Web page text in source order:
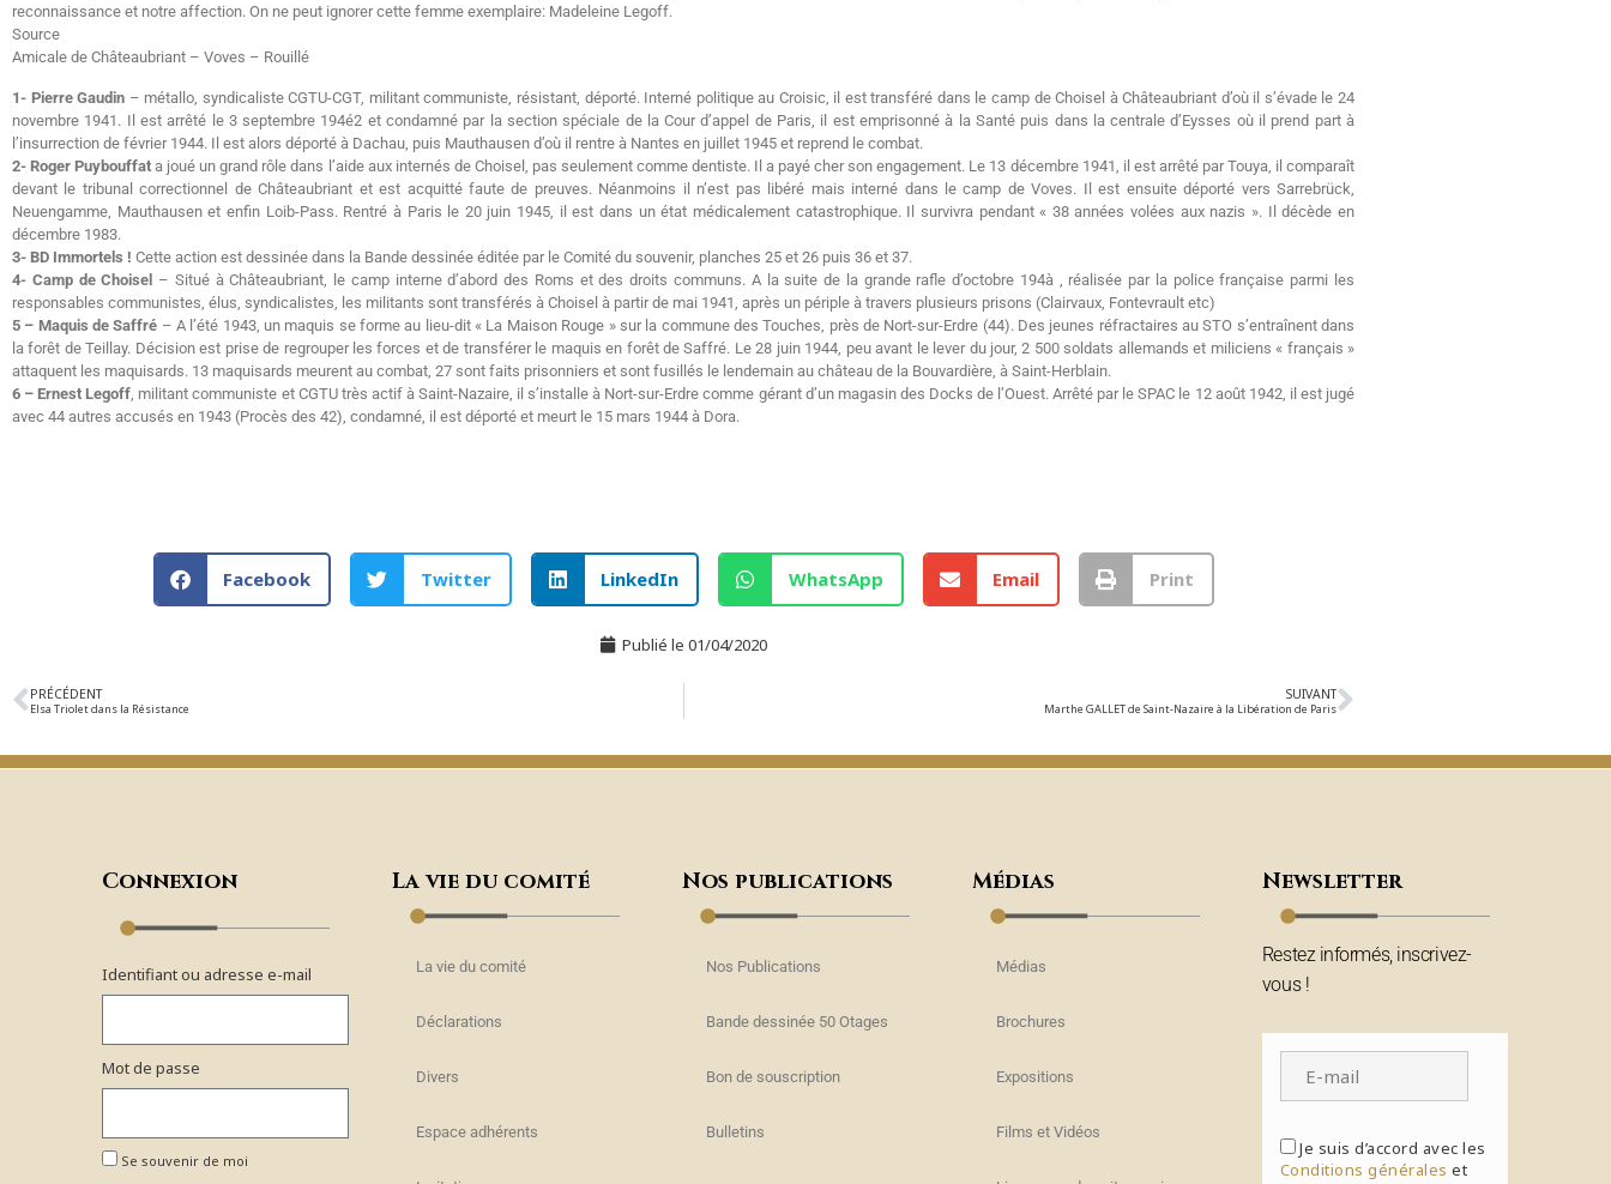
reconnaissance et notre affection. On ne peut ignorer cette femme exemplaire: Madeleine Legoff.
Source
Amicale de Châteaubriant – Voves – Rouillé
1- Pierre Gaudin – métallo, syndicaliste CGTU-CGT, militant communiste, résistant, déporté. Interné politique au Croisic, il est transféré dans le camp de Choisel à Châteaubriant d’où il s’évade le 24
novembre 1941. Il est arrêté le 3 septembre 194é2 et condamné par la section spéciale de la Cour d’appel de Paris, il est emprisonné à la Santé puis dans la centrale d’Eysses où il prend part à
l’insurrection de février 1944. Il est alors déporté à Dachau, puis Mauthausen d’où il rentre à Nantes en juillet 1945 et reprend le combat.
2- Roger Puybouffat a joué un grand rôle dans l’aide aux internés de Choisel, pas seulement comme dentiste. Il a payé cher son engagement. Le 13 décembre 1941, il est arrêté par Touya, il comparaît
devant le tribunal correctionnel de Châteaubriant et est acquitté faute de preuves. Néanmoins il n’est pas libéré mais interné dans le camp de Voves. Il est ensuite déporté vers Sarrebrück,
Neuengamme, Mauthausen et enfin Loib-Pass. Rentré à Paris le 20 juin 1945, il est dans un état médicalement catastrophique. Il survivra pendant « 38 années volées aux nazis ». Il décède en
décembre 1983.
3- BD Immortels ! Cette action est dessinée dans la Bande dessinée éditée par le Comité du souvenir, planches 25 et 26 puis 36 et 37.
4- Camp de Choisel – Situé à Châteaubriant, le camp interne d’abord des Roms et des droits communs. A la suite de la grande rafle d’octobre 194à , réalisée par la police française parmi les
responsables communistes, élus, syndicalistes, les militants sont transférés à Choisel à partir de mai 1941, après un périple à travers plusieurs prisons (Clairvaux, Fontevrault etc)
5 – Maquis de Saffré – A l’été 1943, un maquis se forme au lieu-dit « La Maison Rouge » sur la commune des Touches, près de Nort-sur-Erdre (44). Des jeunes réfractaires au STO s’entraînent dans
la forêt de Teillay. Décision est prise de regrouper les forces et de transférer le maquis en forêt de Saffré. Le 28 juin 1944, peu avant le lever du jour, 2 500 soldats allemands et miliciens « français »
attaquent les maquisards. 13 maquisards meurent au combat, 27 sont faits prisonniers et sont fusillés le lendemain au château de la Bouvardière, à Saint-Herblain.
6 – Ernest Legoff , militant communiste et CGTU très actif à Saint-Nazaire, il s’installe à Nort-sur-Erdre comme gérant d’un magasin des Docks de l’Ouest. Arrêté par le SPAC le 12 août 1942, il est jugé
avec 44 autres accusés en 1943 (Procès des 42), condamné, il est déporté et meurt le 15 mars 1944 à Dora.
Facebook Twitter LinkedIn WhatsApp Email Print
Publié le 01/04/2020
PRÉCÉDENT
Elsa Triolet dans la Résistance
SUIVANT
Marthe GALLET de Saint-Nazaire à la Libération de Paris
Connexion
Identifiant ou adresse e-mail
Mot de passe
Se souvenir de moi
La vie du comité
La vie du comité
Déclarations
Divers
Espace adhérents
Nos publications
Nos Publications
Bande dessinée 50 Otages
Bon de souscription
Bulletins
Médias
Médias
Brochures
Expositions
Films et Vidéos
Newsletter
Restez informés, inscrivez-
vous !
Je suis d’accord avec les
Conditions générales et